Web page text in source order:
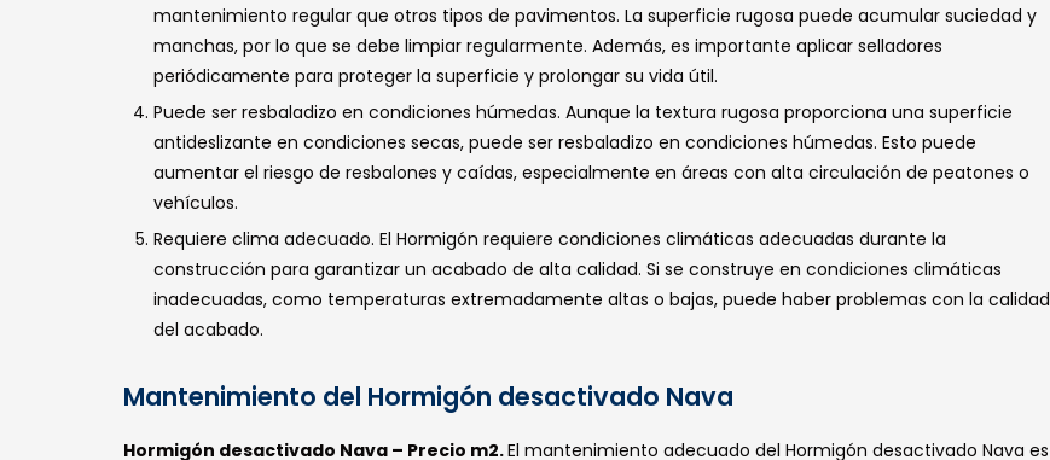
mantenimiento regular que otros tipos de pavimentos. La superficie rugosa puede acumular suciedad y
manchas, por lo que se debe limpiar regularmente. Además, es importante aplicar selladores
periódicamente para proteger la superficie y prolongar su vida útil.
Puede ser resbaladizo en condiciones húmedas. Aunque la textura rugosa proporciona una superficie
antideslizante en condiciones secas, puede ser resbaladizo en condiciones húmedas. Esto puede
aumentar el riesgo de resbalones y caídas, especialmente en áreas con alta circulación de peatones o
vehículos.
Requiere clima adecuado. El Hormigón requiere condiciones climáticas adecuadas durante la
construcción para garantizar un acabado de alta calidad. Si se construye en condiciones climáticas
inadecuadas, como temperaturas extremadamente altas o bajas, puede haber problemas con la calidad
del acabado.
Mantenimiento del Hormigón desactivado Nava
Hormigón desactivado Nava – Precio m2.El mantenimiento adecuado del Hormigón desactivado Nava es